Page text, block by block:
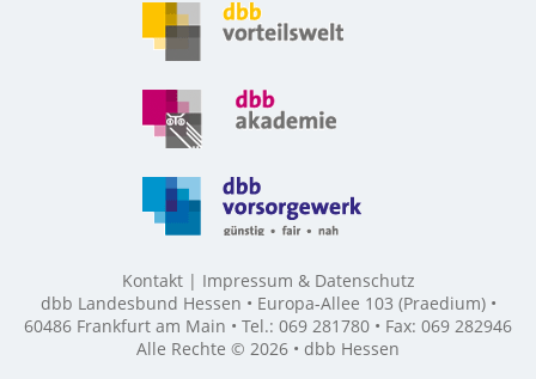
Kontakt
Impressum & Datenschutz
dbb Landesbund Hessen • Europa-Allee 103 (Praedium) •
60486 Frankfurt am Main • Tel.: 069 281780 • Fax: 069 282946
Alle Rechte © 2026 • dbb Hessen